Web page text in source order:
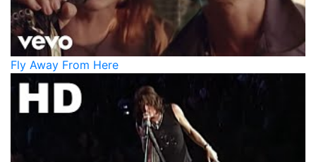
Fly Away From Here